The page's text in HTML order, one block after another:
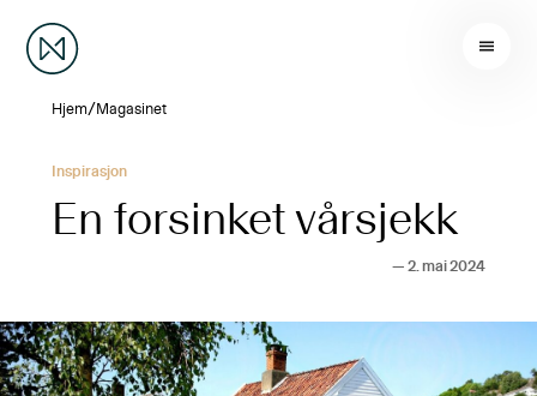
Hjem/ Magasinet
En forsinket vårsjekk
Inspirasjon
—2. mai 2024